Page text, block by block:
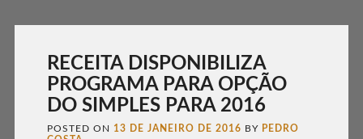
RECEITA DISPONIBILIZA
PROGRAMA PARA OPÇÃO
DO SIMPLES PARA 2016
POSTED ON 13 DE JANEIRO DE 2016 BY PEDRO